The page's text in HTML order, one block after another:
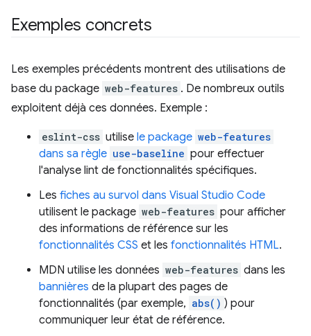
Exemples concrets
Les exemples précédents montrent des utilisations de
base du package web-features . De nombreux outils
exploitent déjà ces données. Exemple :
eslint-css utilise le package web-features
dans sa règle use-baseline pour effectuer
l'analyse lint de fonctionnalités spécifiques.
Les fiches au survol dans Visual Studio Code
utilisent le package web-features pour afficher
des informations de référence sur les
fonctionnalités CSS et les fonctionnalités HTML.
MDN utilise les données web-features dans les
bannières de la plupart des pages de
fonctionnalités (par exemple, abs() ) pour
communiquer leur état de référence.